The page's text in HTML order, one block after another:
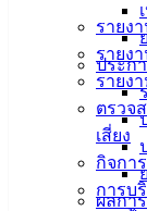
ประก
ผลกา
รายง
รายง
รายง
ตรวจ
เสี่ยง
กิจกา
การบ
เทศบาล
สายตรง
นายก
ประวัติ